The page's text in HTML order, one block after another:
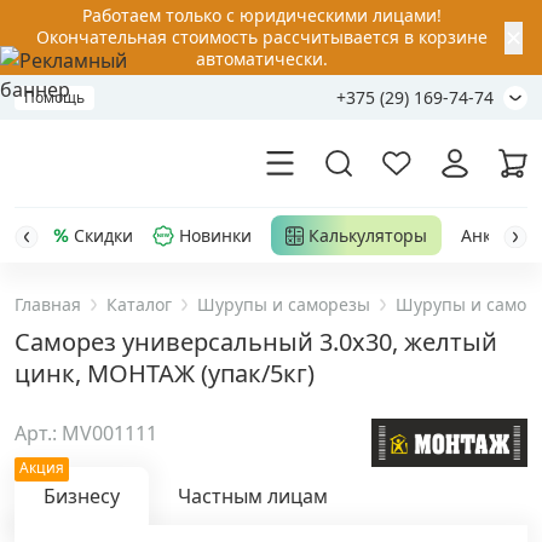
Работаем только с юридическими лицами!
Окончательная стоимость рассчитывается в корзине
автоматически.
Помощь +375 (29) 169-74-74
Акции
Распродажа
Уценка
Анкерная техника
Скидки Новинки Калькуляторы Анкер-
Главная Каталог Шурупы и саморезы Шурупы и
Саморез универсальный 3.0x30, желтый
цинк, МОНТАЖ (упак/5кг)
Арт.: MV001111
Акция
Бизнесу Частным лицам